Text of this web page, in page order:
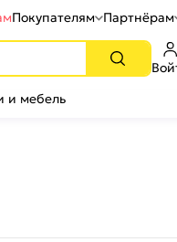
Покупателям Партнёрам
и мебель